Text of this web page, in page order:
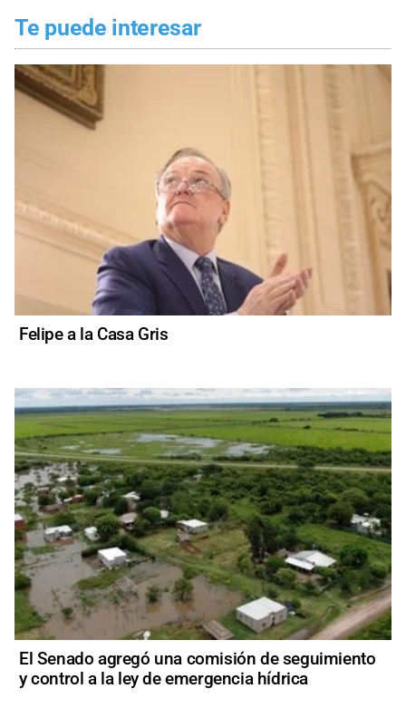
Te puede interesar
Felipe a la Casa Gris
El Senado agregó una comisión de seguimiento
y control a la ley de emergencia hídrica